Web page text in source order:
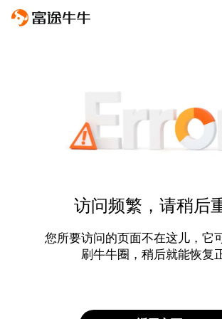
访问频繁，请稍后
您所要访问的页面不在这儿，它
刷牛牛圈，稍后就能恢复